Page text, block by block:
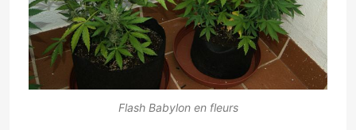
Flash Babylon en fleurs